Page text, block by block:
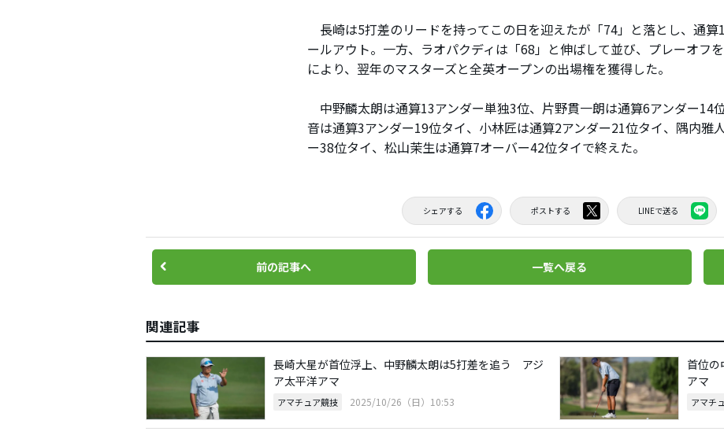
長崎は5打差のリードを持ってこの日を迎えたが「74」と落とし、通算
ールアウト。一方、ラオパクディは「68」と伸ばして並び、プレーオフ
により、翌年のマスターズと全英オープンの出場権を獲得した。
中野麟太朗は通算13アンダー単独3位、片野貫一朗は通算6アンダー14
音は通算3アンダー19位タイ、小林匠は通算2アンダー21位タイ、隅内雅
ー38位タイ、松山茉生は通算7オーバー42位タイで終えた。
シェアする ポストする LINEで送る
前の記事へ 一覧へ戻る
関連記事
長崎大星が首位浮上、中野麟太朗は5打差を追う アジ
ア太平洋アマ
アマチュア競技 2025/10/26（日）10:53
首位
アマ
アマチ